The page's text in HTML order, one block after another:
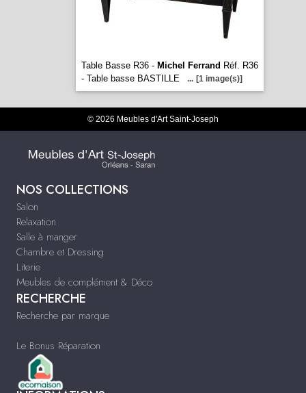
Table Basse R36 - Michel Ferrand Réf. R36
- Table basse BASTILLE
... [1 image(s)]
© 2026 Meubles d'Art Saint-Joseph
NOS COLLECTIONS
Salon
Relaxation
Salle à manger
Chambre et Dressing
Literie
Meubles de complément & Déco
RECHERCHE
Recherche par marque
Le Bonus Réparation